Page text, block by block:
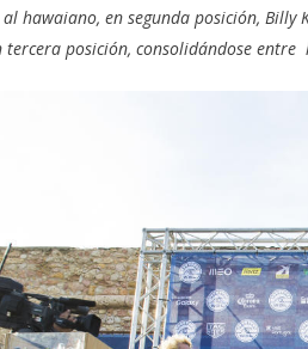
hawaiano, en segunda posición, Billy
tercera posición, consolidándose entre